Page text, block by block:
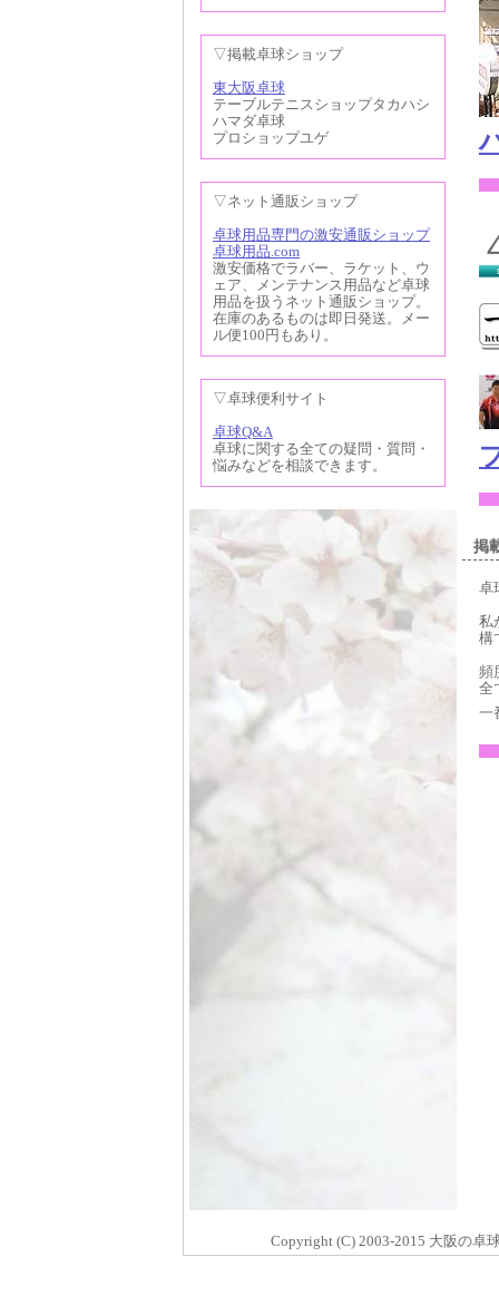
▽掲載卓球ショップ
東大阪卓球
テーブルテニスショップタカハシ
ハマダ卓球
プロショップユゲ
▽ネット通販ショップ
卓球用品専門の激安通販ショップ
卓球用品.com
激安価格でラバー、ラケット、ウ
ェア、メンテナンス用品など卓球
用品を扱うネット通販ショップ。
在庫のあるものは即日発送。メー
ル便100円もあり。
▽卓球便利サイト
卓球Q&A
卓球に関する全ての疑問・質問・
悩みなどを相談できます。
掲
卓
私
構
頻
全
一
Copyright (C) 2003-2015 大阪の卓